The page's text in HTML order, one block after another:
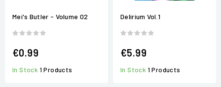
Mei's Butler - Volume 02
€0.99
In Stock 1 Products
Delirium Vol.1
€5.99
In Stock 1 Products